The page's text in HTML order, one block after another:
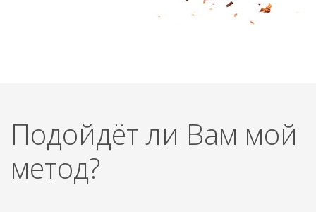
Подойдёт ли Вам мой
метод?